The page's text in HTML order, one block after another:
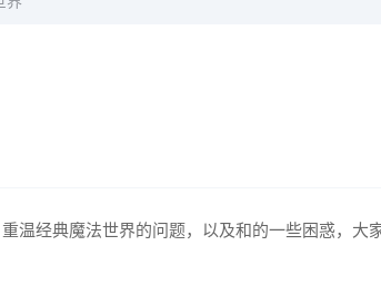
温经典魔法世界的问题，以及和的一些困惑，